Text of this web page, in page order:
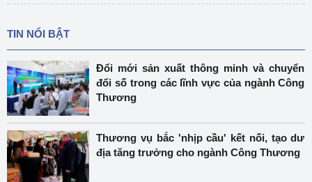
TIN NỔI BẬT
Đổi mới sản xuất thông minh và chuyển
đổi số trong các lĩnh vực của ngành Công
Thương
Thương vụ bắc 'nhịp cầu' kết nối, tạo dư
địa tăng trưởng cho ngành Công Thương